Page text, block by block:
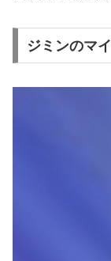
ジミンのマ